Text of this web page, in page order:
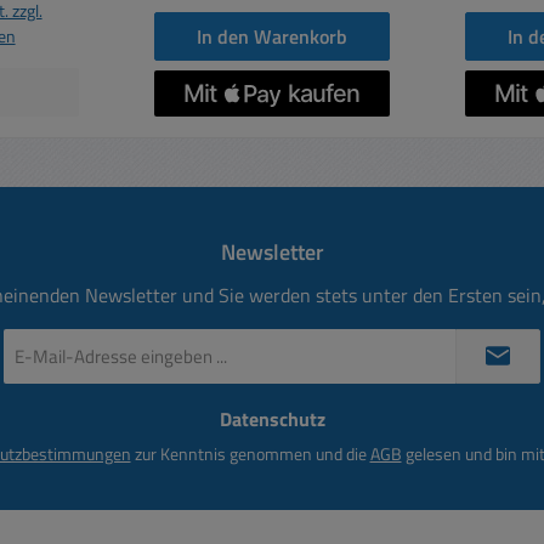
zzgl.
In den Warenkorb
ATA
ATA
In
Newsletter
Newsletter und Sie werden stets unter den Ersten
Mail-
Datenschutz
zur Kenntnis genommen und dieAGB gelesen und bin